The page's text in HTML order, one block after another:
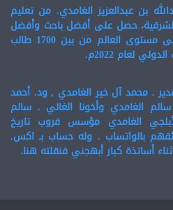
بن عبدالعزيز الغامدي. من تعليم
حصل على أفضل باحث وأفضل
مشروع على مستوى العالم من بين 1700 طالب
لعام 2022م.
. محمد آل خير الغامدي , ود. أحمد
الغامدي وأخونا الغالي . سالم
الغامدي مؤسس قروب تاريخ
بالواتساب . وله حساب بـ اكس.
أساتذة كبار أبهجني فنقلته هنا.